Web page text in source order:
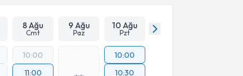
8 Ağu
Cmt
9 Ağu
Paz
10 Ağu
Pzt
10:00
11:00
10:00
10:30